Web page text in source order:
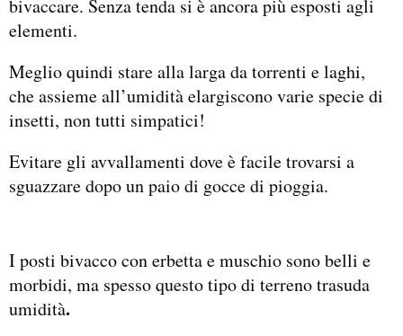
bivaccare. Senza tenda si è ancora più esposti agli
elementi.
Meglio quindi stare alla larga da torrenti e laghi,
che assieme all’umidità elargiscono varie specie di
insetti, non tutti simpatici!
Evitare gli avvallamenti dove è facile trovarsi a
sguazzare dopo un paio di gocce di pioggia.
I posti bivacco con erbetta e muschio sono belli e
morbidi, ma spesso questo tipo di terreno trasuda
umidità.